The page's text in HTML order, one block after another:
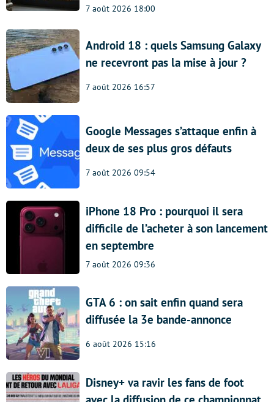
7 août 2026 18:00
Android 18 : quels Samsung Galaxy
ne recevront pas la mise à jour ?
7 août 2026 16:57
Google Messages s’attaque enfin à
deux de ses plus gros défauts
7 août 2026 09:54
iPhone 18 Pro : pourquoi il sera
difficile de l’acheter à son lancement
en septembre
7 août 2026 09:36
GTA 6 : on sait enfin quand sera
diffusée la 3e bande-annonce
6 août 2026 15:16
Disney+ va ravir les fans de foot